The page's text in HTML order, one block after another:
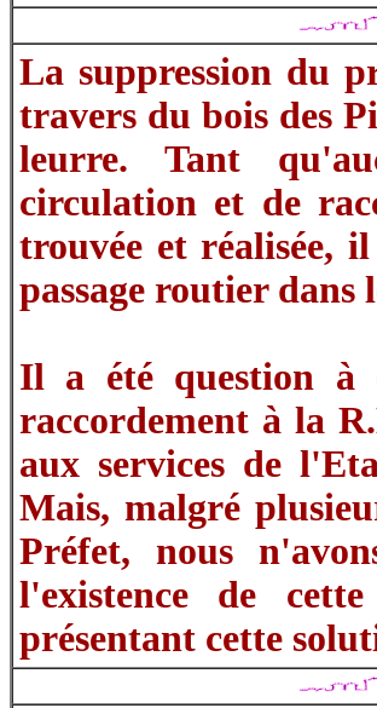
La suppression du
travers du bois des
leurre. Tant
circulation et de
trouvée et réalisée,
passage routier dans
Il a été question à
raccordement à la
aux services de
Mais, malgré
Préfet, nous
l'existence de
présentant cette